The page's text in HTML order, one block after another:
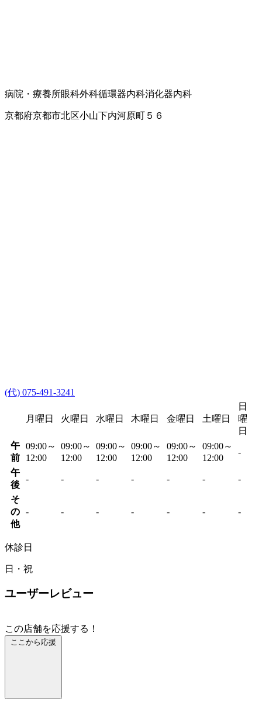
病院・療養所眼科外科循環器内科消化器内科
京都府京都市北区小山下内河原町５６
(代) 075-491-3241
月曜日 火曜日 水曜日 木曜日 金曜日 土曜日
日
曜
日
午
前
09:00～
12:00
09:00～
12:00
09:00～
12:00
09:00～
12:00
09:00～
12:00
09:00～
12:00
-
午
後
- - - - - - -
そ
の
他
- - - - - - -
休診日
日・祝
ユーザーレビュー
この店舗を応援する！
ここから応援